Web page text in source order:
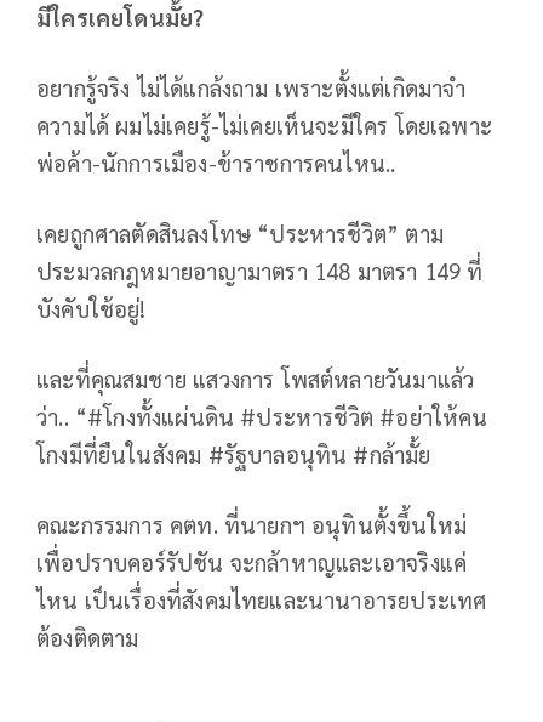
มีใครเคยโดนมั้ย?
อยากรู้จริง ไม่ได้แกล้งถาม เพราะตั้งแต่เกิดมาจำ
ความได้ ผมไม่เคยรู้-ไม่เคยเห็นจะมีใคร โดยเฉพาะ
พ่อค้า-นักการเมือง-ข้าราชการคนไหน..
เคยถูกศาลตัดสินลงโทษ “ประหารชีวิต” ตาม
ประมวลกฎหมายอาญามาตรา 148 มาตรา 149 ที่
บังคับใช้อยู่!
และที่คุณสมชาย แสวงการ โพสต์หลายวันมาแล้ว
ว่า.. “#โกงทั้งแผ่นดิน #ประหารชีวิต #อย่าให้คน
โกงมีที่ยืนในสังคม #รัฐบาลอนุทิน #กล้ามั้ย
คณะกรรมการ คตท. ที่นายกฯ อนุทินตั้งขึ้นใหม่
เพื่อปราบคอร์รัปชัน จะกล้าหาญและเอาจริงแค่
ไหน เป็นเรื่องที่สังคมไทยและนานาอารยประเทศ
ต้องติดตาม